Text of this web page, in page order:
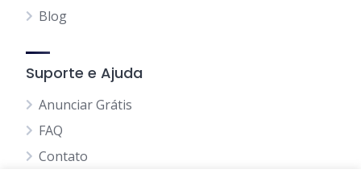
Blog
Suporte e Ajuda
Anunciar Grátis
FAQ
Contato